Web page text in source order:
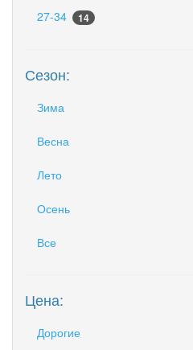
27-34 14
Сезон:
Зима
Весна
Лето
Осень
Все
Цена:
Дорогие